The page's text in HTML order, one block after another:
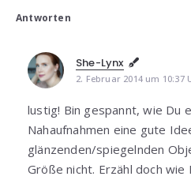
Antworten
She-Lynx
2. Februar 2014 um 10:37
lustig! Bin gespannt, wie Du
Nahaufnahmen eine gute
glänzenden/spiegelnden
Größe nicht. Erzähl doch